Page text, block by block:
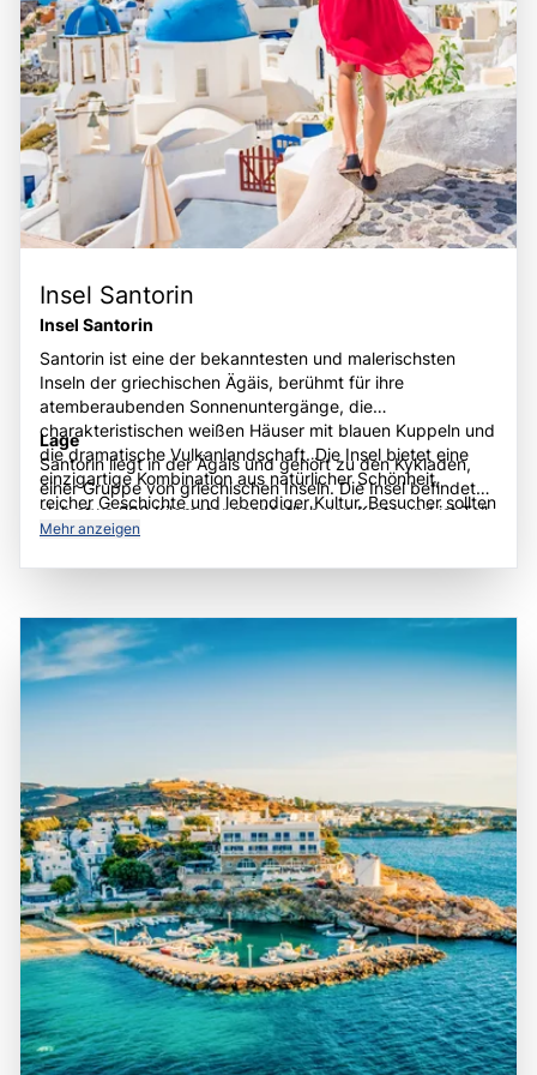
Insel Santorin
Insel Santorin
Santorin ist eine der bekanntesten und malerischsten
Inseln der griechischen Ägäis, berühmt für ihre
atemberaubenden Sonnenuntergänge, die
charakteristischen weißen Häuser mit blauen Kuppeln und
die dramatische Vulkanlandschaft. Die Insel bietet eine
einzigartige Kombination aus natürlicher Schönheit,
reicher Geschichte und lebendiger Kultur. Besucher sollten
unbedingt die charmanten Dörfer Oia und Fira erkunden,
auf das tiefblaue Wasser des Ägäischen Meeres
insbesondere den süßen Vinsanto, der aus Trauben der
einheimischen Rebsorte Assyrtiko hergestellt wird.
Historisch gesehen ist die Insel das Ergebnis eines
gewaltigen Vulkanausbruchs im 16. Jahrhundert v. Chr.,
auch kulturelle Entdeckungen bietet.
Lage
Santorin liegt in der Ägäis und gehört zu den Kykladen,
einer Gruppe von griechischen Inseln. Die Insel befindet
sich etwa 200 Kilometer nordöstlich von Kreta und ist Teil
eines architektonisch und geologisch einzigartigen
griechischen Inseln zu erreichen, was es zu einem
beliebten Ziel für Reisende aus aller Welt macht. Die
beeindruckende Vulkanlandschaft und die steilen Klippen,
die die Küste säumen, machen die Insel zu einem der
Mehr anzeigen